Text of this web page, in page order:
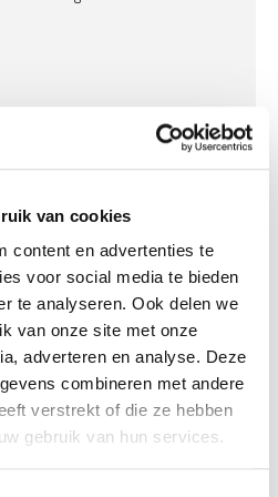
van cookies
content en advertenties te
voor social media te bieden
te analyseren. Ook delen we
van onze site met onze
adverteren en analyse. Deze
combineren met andere
verstrekt of die ze hebben
gebruik van hun services.
0 cm
21,2 cm
21,7 cm